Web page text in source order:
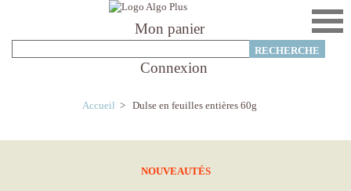
Mon panier
Connexion
Accueil > Dulse en feuilles entières 60g
NOUVEAUTÉS